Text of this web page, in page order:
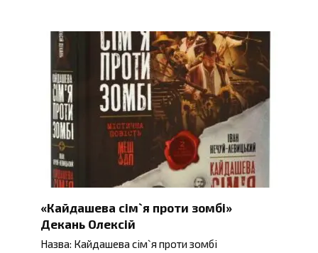
«Кайдашева сім`я проти зомбі»
Декань Олексій
Назва: Кайдашева сім`я проти зомбі